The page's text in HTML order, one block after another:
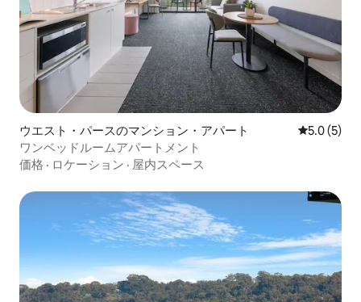
ウエスト・パースのマンション・アパート レビュー5
5.0 (5)
ワンベッドルームアパートメント
価格 · ロケーション · 屋内スペース